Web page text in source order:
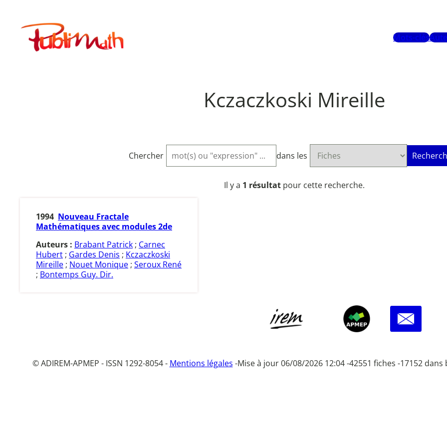
contenuPublimath
Mots-clés
Kczaczkoski Mireille
Chercher dans les
Il y a 1 résultat pour cette recherche.
1994 Nouveau Fractale
Mathématiques avec modules 2de
Auteurs : Brabant Patrick ; Carnec
Hubert ; Gardes Denis ; Kczaczkoski
Mireille ; Nouet Monique ; Seroux René
; Bontemps Guy. Dir.
© ADIREM-APMEP - ISSN 1292-8054 - Mentions légales -Mise à jour 06/08/2026 12:04 -42551 fiches -17152